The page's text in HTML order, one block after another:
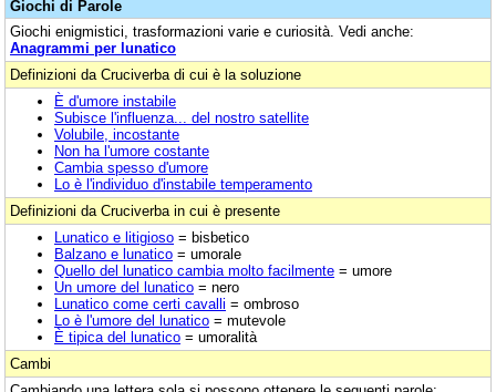
Giochi di Parole
Giochi enigmistici, trasformazioni varie e curiosità. Vedi anche:
Anagrammi per lunatico
Definizioni da Cruciverba di cui è la soluzione
È d'umore instabile
Subisce l'influenza... del nostro satellite
Volubile, incostante
Non ha l'umore costante
Cambia spesso d'umore
Lo è l'individuo d'instabile temperamento
Definizioni da Cruciverba in cui è presente
Lunatico e litigioso = bisbetico
Balzano e lunatico = umorale
Quello del lunatico cambia molto facilmente = umore
Un umore del lunatico = nero
Lunatico come certi cavalli = ombroso
Lo è l'umore del lunatico = mutevole
È tipica del lunatico = umoralità
Cambi